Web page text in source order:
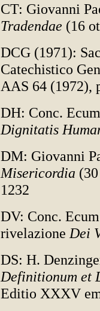
CT: Giovanni
Tradendae (16
DCG (1971):
Catechistico
AAS 64 (1972),
DH: Conc.
Dignitatis
DM: Giovanni
Misericordia
1232
DV: Conc.
rivelazione Dei
DS: H.
Definitionum et
Editio XXXV